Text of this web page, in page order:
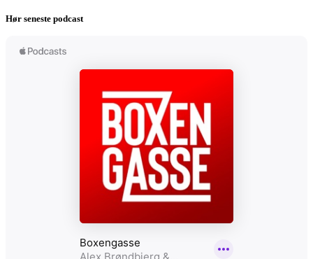
Hør seneste podcast